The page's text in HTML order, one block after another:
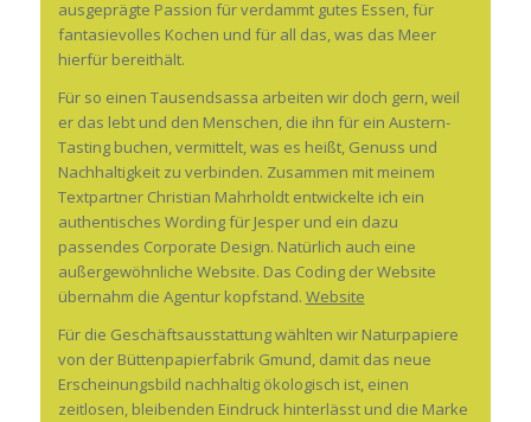
ausgeprägte Passion für verdammt gutes Essen, für
fantasievolles Kochen und für all das, was das Meer
hierfür bereithält.
Für so einen Tausendsassa arbeiten wir doch gern, weil
er das lebt und den Menschen, die ihn für ein Austern-
Tasting buchen, vermittelt, was es heißt, Genuss und
Nachhaltigkeit zu verbinden. Zusammen mit meinem
Textpartner Christian Mahrholdt entwickelte ich ein
authentisches Wording für Jesper und ein dazu
passendes Corporate Design. Natürlich auch eine
außergewöhnliche Website. Das Coding der Website
übernahm die Agentur kopfstand. Website
Für die Geschäftsausstattung wählten wir Naturpapiere
von der Büttenpapierfabrik Gmund, damit das neue
Erscheinungsbild nachhaltig ökologisch ist, einen
zeitlosen, bleibenden Eindruck hinterlässt und die Marke